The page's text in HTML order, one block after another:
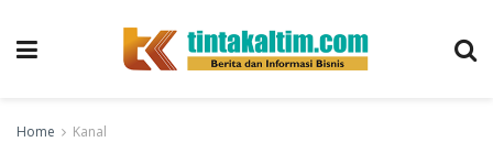
Home Kanal